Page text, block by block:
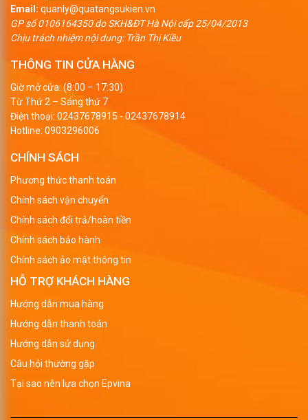
Email: quanly@quatangsukien.vn
GP số 0106164350 do SKH&ĐT Hà Nội cấp 25/04/2013
Chịu trách nhiệm nội dung: Trần Thị Kiều
THÔNG TIN CỬA HÀNG
Giờ mở cửa: (8:00 – 17:30)
Từ Thứ 2 – Sáng thứ 7
Điện thoại: 02437678915 - 02437678914
Hotline: 0903296006
CHÍNH SÁCH
Phương thức thanh toán
Chính sách vận chuyển
Chính sách đổi trả/hoàn tiền
Chính sách bảo hành
Chính sách ảo mật thông tin
HỖ TRỢ KHÁCH HÀNG
Hướng dẫn mua hàng
Hướng dẫn thanh toán
Hướng dẫn sử dụng
Câu hỏi thường gặp
Tại sao nên lựa chọn Epvina